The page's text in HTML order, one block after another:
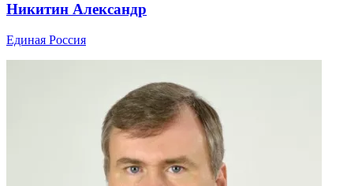
Никитин Александр
Единая Россия